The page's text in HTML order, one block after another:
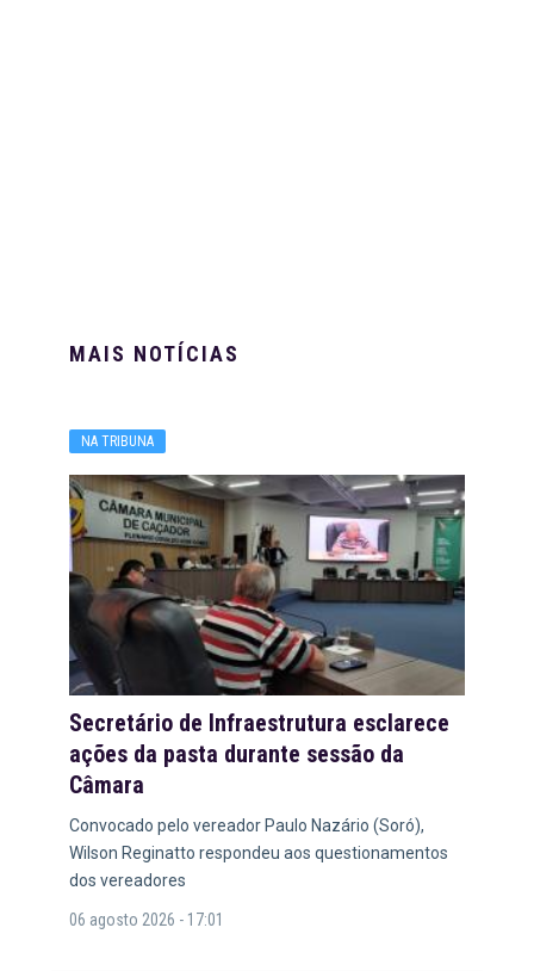
MAIS NOTÍCIAS
NA TRIBUNA
Secretário de Infraestrutura esclarece
ações da pasta durante sessão da
Câmara
Convocado pelo vereador Paulo Nazário (Soró),
Wilson Reginatto respondeu aos questionamentos
dos vereadores
06 agosto 2026 - 17:01